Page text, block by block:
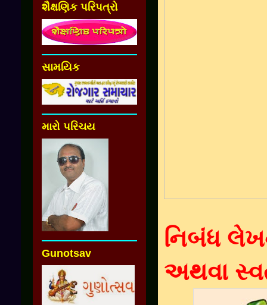
નિબંધ
અથવા
શૈક્ષણિક પરિપત્રો
સામયિક
મારો પરિચય
Gunotsav